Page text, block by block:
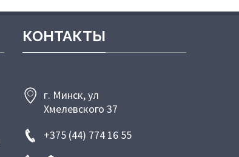
КОНТАКТЫ
г. Минск, ул
Хмелевского 37
+375 (44) 774 16 55